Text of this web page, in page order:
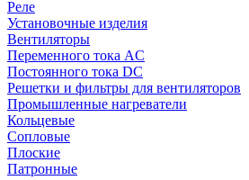
Реле
Установочные изделия
Вентиляторы
Переменного тока AC
Постоянного тока DC
Решетки и фильтры для вентиляторов
Промышленные нагреватели
Кольцевые
Сопловые
Плоские
Патронные